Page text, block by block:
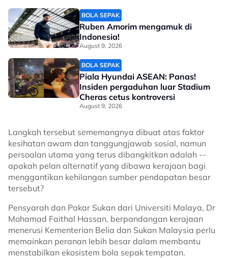
BOLA SEPAK
Ruben Amorim mengamuk di
Indonesia!
August 9, 2026
BOLA SEPAK
Piala Hyundai ASEAN: Panas!
Insiden pergaduhan luar Stadium
Cheras cetus kontroversi
August 9, 2026
Langkah tersebut sememangnya dibuat atas faktor
kesihatan awam dan tanggungjawab sosial, namun
persoalan utama yang terus dibangkitkan adalah --
apakah pelan alternatif yang dibawa kerajaan bagi
menggantikan kehilangan sumber pendapatan besar
tersebut?
Pensyarah dan Pakar Sukan dari Universiti Malaya, Dr
Mohamad Faithal Hassan, berpandangan kerajaan
menerusi Kementerian Belia dan Sukan Malaysia perlu
memainkan peranan lebih besar dalam membantu
menstabilkan ekosistem bola sepak tempatan.